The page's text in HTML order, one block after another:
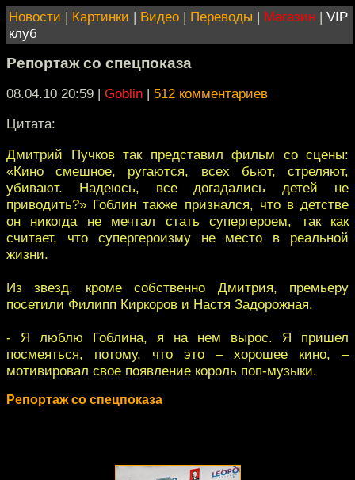
Новости | Картинки | Видео | Переводы | Магазин | VIP
клуб
Репортаж со спецпоказа
08.04.10 20:59 | Goblin | 512 комментариев
Цитата:
Дмитрий Пучков так представил фильм со сцены:
«Кино смешное, ругаются, всех бьют, стреляют,
убивают. Надеюсь, все догадались детей не
приводить?» Гоблин также признался, что в детстве
он никогда не мечтал стать супергероем, так как
считает, что супергероизму не место в реальной
жизни.
Из звезд, кроме собственно Дмитрия, премьеру
посетили Филипп Киркоров и Настя Задорожная.
- Я люблю Гоблина, я на нем вырос. Я пришел
посмеяться, потому, что это – хорошее кино, –
мотивировал свое появление король поп-музыки.
Репортаж со спецпоказа